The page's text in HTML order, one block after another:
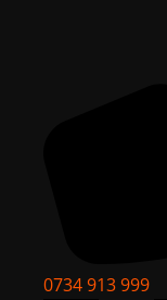
0734 913 999